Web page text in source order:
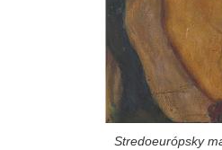
Stredoeurópsky